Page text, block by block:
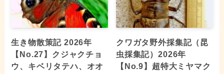
生き物散策記 2026年
【No.27】クジャクチョ
ウ、キベリタテハ、オオ
クワガタ野外採集記（昆
虫採集記）2026年
【No.9】超特大ミヤマク